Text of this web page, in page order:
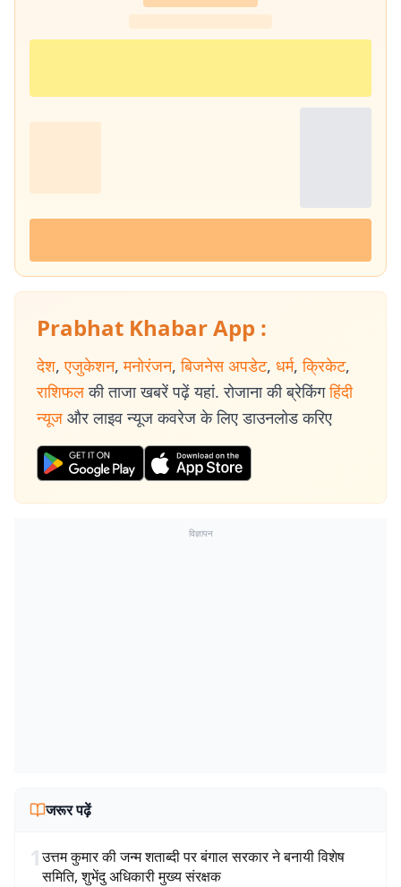
Prabhat Khabar App :
देश, एजुकेशन, मनोरंजन, बिजनेस अपडेट, धर्म, क्रिकेट,
राशिफल की ताजा खबरें पढ़ें यहां. रोजाना की ब्रेकिंग हिंदी
न्यूज और लाइव न्यूज कवरेज के लिए डाउनलोड करिए
विज्ञापन
जरूर पढ़ें
1उत्तम कुमार की जन्म शताब्दी पर बंगाल सरकार ने बनायी विशेष
समिति, शुभेंदु अधिकारी मुख्य संरक्षक